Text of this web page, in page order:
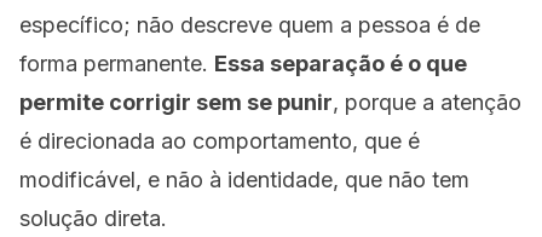
específico; não descreve quem a pessoa é de
forma permanente. Essa separação é o que
permite corrigir sem se punir, porque a atenção
é direcionada ao comportamento, que é
modificável, e não à identidade, que não tem
solução direta.